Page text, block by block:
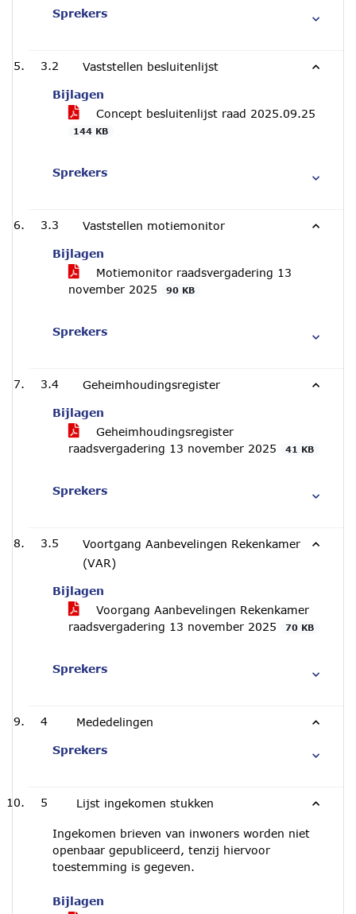
Sprekers
3.2 Vaststellen besluitenlijst
Bijlagen
Concept besluitenlijst raad 2025.09.25
144 KB
Sprekers
3.3 Vaststellen motiemonitor
Bijlagen
Motiemonitor raadsvergadering 13
november 2025
90 KB
Sprekers
3.4 Geheimhoudingsregister
Bijlagen
Geheimhoudingsregister
raadsvergadering 13 november 2025
41 KB
Sprekers
3.5
Voortgang Aanbevelingen Rekenkamer
(VAR)
Bijlagen
Voorgang Aanbevelingen Rekenkamer
raadsvergadering 13 november 2025
70 KB
Sprekers
4 Mededelingen
Sprekers
5 Lijst ingekomen stukken
Ingekomen brieven van inwoners worden niet
openbaar gepubliceerd, tenzij hiervoor
toestemming is gegeven.
Bijlagen